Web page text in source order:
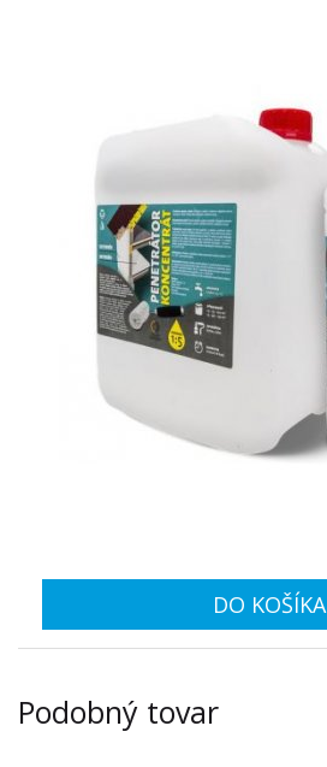
DO KOŠÍKA
Podobný tovar